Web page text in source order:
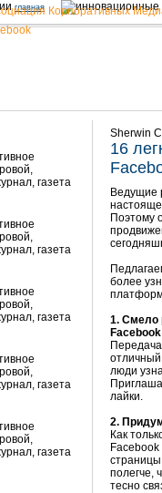
главная
Sherwin
16
Ведущие
Поэтому
более
1. Смело
Facebook
люди
лайки.
2.
Как
полегче,
тесно